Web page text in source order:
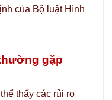
của Bộ luật Hình
gặp
thấy các rủi ro